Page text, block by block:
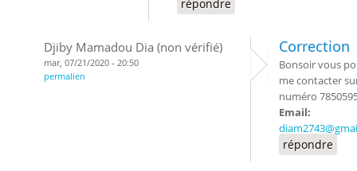
répondre
Djiby Mamadou Dia (non vérifié)
mar, 07/21/2020 - 20:50
permalien
Correction
Bonsoir vous
me contacter
numéro
Email:
répondre